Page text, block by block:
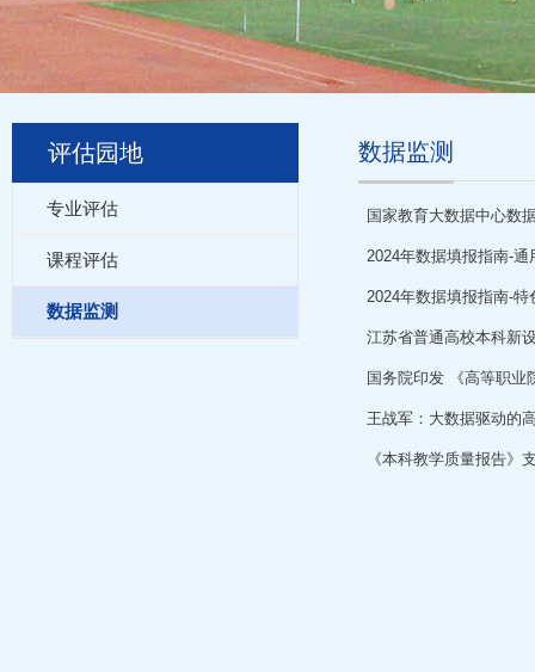
评估园地
专业评估
课程评估
数据监测
数据监测
国家教育大数据中心数
2024年数据填报指南-通
2024年数据填报指南-特
江苏省普通高校本科新
国务院印发 《高等职业
王战军：大数据驱动的
《本科教学质量报告》